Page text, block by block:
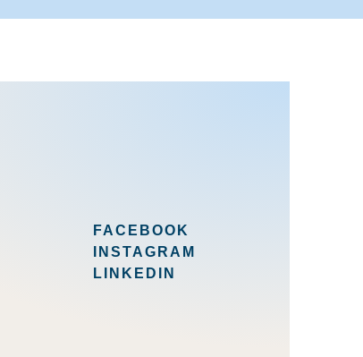
FACEBOOK
INSTAGRAM
LINKEDIN